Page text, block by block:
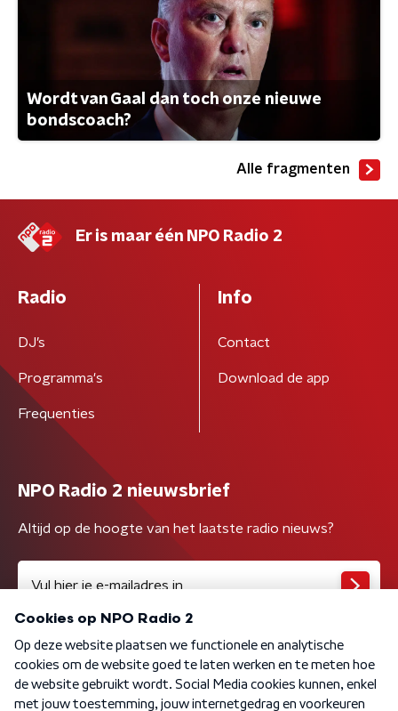
Wordt van Gaal dan toch onze nieuwe
bondscoach?
Alle fragmenten
Er is maar één NPO Radio 2
Radio
DJ’s
Programma's
Frequenties
Info
Contact
Download de app
NPO Radio 2 nieuwsbrief
Altijd op de hoogte van het laatste radio nieuws?
Algemene voorwaarden